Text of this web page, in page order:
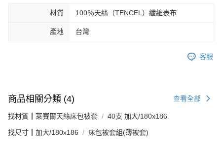
材質 100％天絲（TENCEL）纖維表布
產地 台灣
客服
商品相關分類 (4) 查看全部
找材質┃萊賽爾天絲床包被套 40支 加大/180x186
找尺寸┃加大/180x186 床包被套組(薄被套)